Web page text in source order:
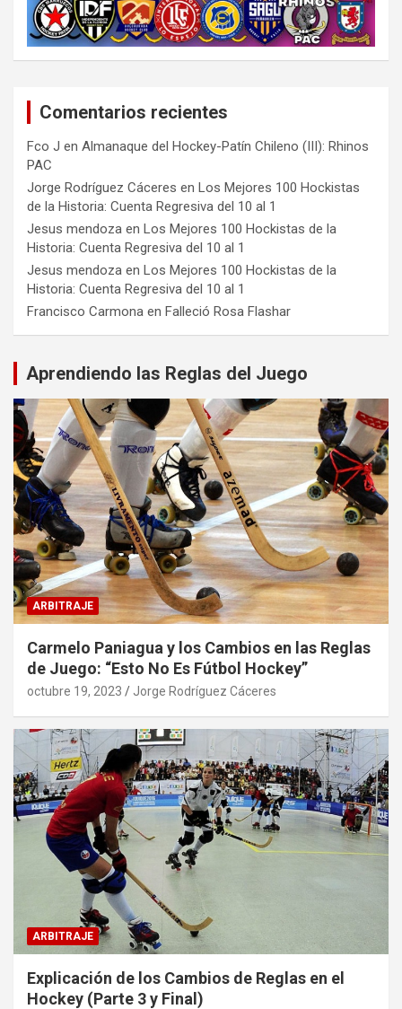
Comentarios recientes
Fco J en Almanaque del Hockey-Patín Chileno (III): Rhinos
PAC
Jorge Rodríguez Cáceres en Los Mejores 100 Hockistas
de la Historia: Cuenta Regresiva del 10 al 1
Jesus mendoza en Los Mejores 100 Hockistas de la
Historia: Cuenta Regresiva del 10 al 1
Jesus mendoza en Los Mejores 100 Hockistas de la
Historia: Cuenta Regresiva del 10 al 1
Francisco Carmona en Falleció Rosa Flashar
Aprendiendo las Reglas del Juego
ARBITRAJE
Carmelo Paniagua y los Cambios en las Reglas
de Juego: “Esto No Es Fútbol Hockey”
octubre 19, 2023 Jorge Rodríguez Cáceres
ARBITRAJE
Explicación de los Cambios de Reglas en el
Hockey (Parte 3 y Final)